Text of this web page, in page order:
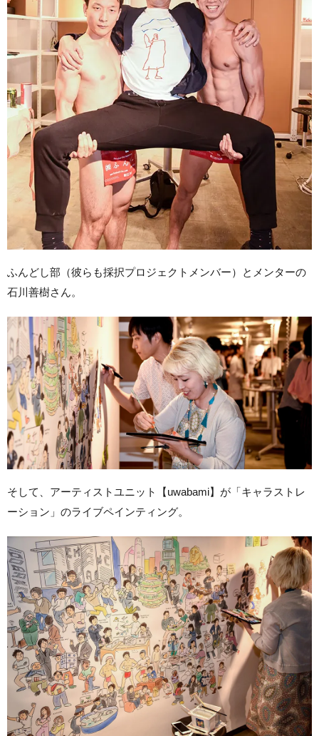
ふんどし部（彼らも採択プロジェクトメンバー）とメンターの
石川善樹さん。
そして、アーティストユニット【uwabami】が「キャラストレ
ーション」のライブペインティング。